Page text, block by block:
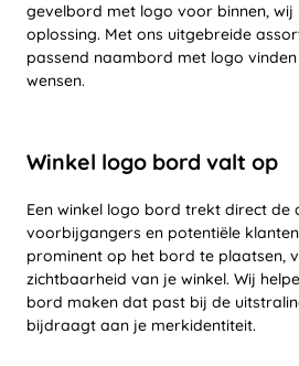
gevelbord met logo voor binnen, wij
oplossing. Met ons uitgebreide
passend naambord met logo
wensen.
Winkel logo bord valt op
Een winkel logo bord trekt direct de
voorbijgangers en potentiële
prominent op het bord te plaatsen,
zichtbaarheid van je winkel. Wij
bord maken dat past bij de
bijdraagt aan je merkidentiteit.